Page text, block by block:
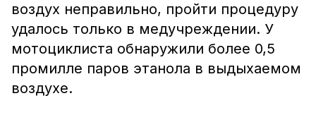
воздух неправильно, пройти процедуру
удалось только в медучреждении. У
мотоциклиста обнаружили более 0,5
промилле паров этанола в выдыхаемом
воздухе.